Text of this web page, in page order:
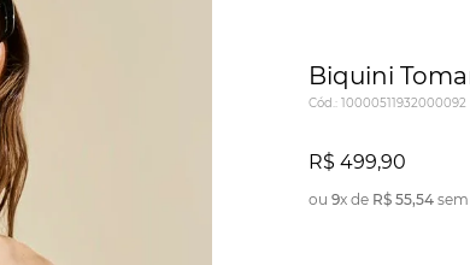
Biquini
Cód.: 10000511932000092
R$ 499,90
ou 9x de R$ 55,54